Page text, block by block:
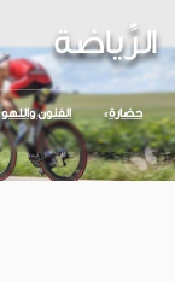
الرِّياضة
حضارة الفنون واللهو